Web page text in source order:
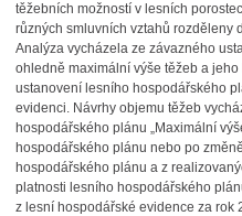
těžebních možností v lesních
různých smluvních vztahů rozděleny
Analýza vycházela ze závazného
ohledně maximální výše těžeb a
ustanovení lesního hospodářského
evidenci. Návrhy objemu těžeb
hospodářského plánu „Maximální
hospodářského plánu nebo po
hospodářského plánu a z
platnosti lesního hospodářského
z lesní hospodářské evidence za rok